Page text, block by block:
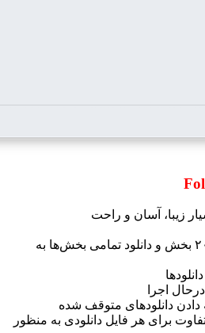
زیبا، آسان و راحت
تقسیم بندی دانلود به ۲۰ بخش و دانلود تمامی بخش‌ها به
برای هر فایل دانلودی به منظور